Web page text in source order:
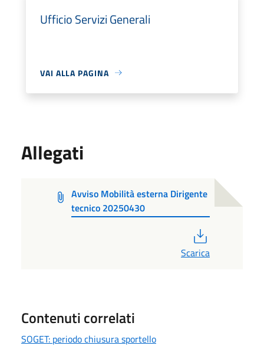
Ufficio Servizi Generali
VAI ALLA PAGINA
Allegati
Avviso Mobilità esterna Dirigente
tecnico 20250430
Scarica
Contenuti correlati
SOGET: periodo chiusura sportello